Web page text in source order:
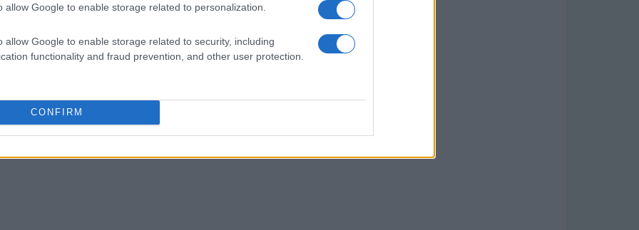
allow Google to enable storage related to personalization.
allow Google to enable storage related to security, including
functionality and fraud prevention, and other user protection.
CONFIRM
a “porta di ingresso” flessibile. Le
gli SDG a competenze disciplinari; i
del quartiere e ancorare l’apprendimento a
di un linguaggio comune (obiettivi, risultati,
docenti, famiglie, partner e istituzioni,